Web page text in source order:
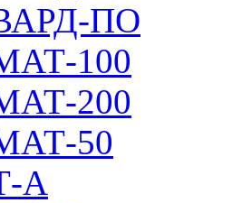
ПО
100
200
50
А